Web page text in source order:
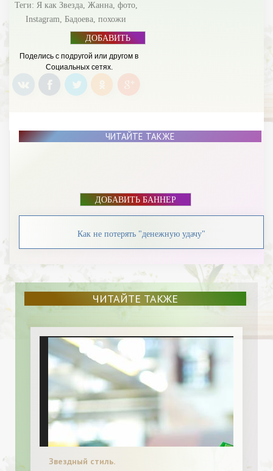
Теги: Я как Звезда, Жанна, фото,
Instagram, Бадоева, похожи
ДОБАВИТЬ
Поделись с подругой или другом в
Социальных сетях.
ЧИТАЙТЕ ТАКЖЕ
ДОБАВИТЬ БАННЕР
Как не потерять "денежную удачу"
ЧИТАЙТЕ ТАКЖЕ
Звездный стиль.